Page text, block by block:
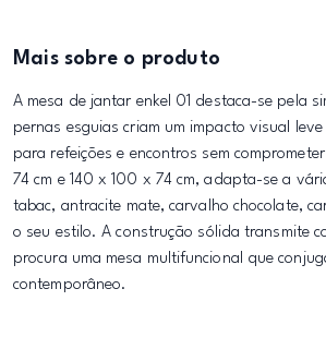
Mais sobre o produto
A mesa de jantar enkel 01 destaca-se pela
pernas esguias criam um impacto visual
para refeições e encontros sem
74 cm e 140 x 100 x 74 cm, adapta-se a
tabac, antracite mate, carvalho chocolate,
o seu estilo. A construção sólida transmite
procura uma mesa multifuncional que
contemporâneo.